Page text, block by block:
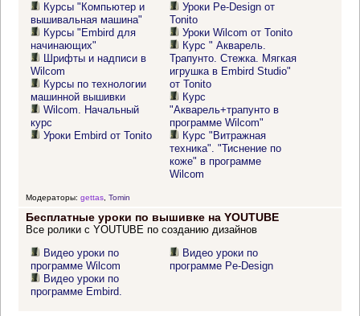
Курсы "Компьютер и
вышивальная машина"
Курсы "Embird для
начинающих"
Шрифты и надписи в
Wilcom
Курсы по технологии
машинной вышивки
Wilcom. Начальный
курс
Уроки Embird от Tonito
Уроки Pe-Design от
Tonito
Уроки Wilcom от Tonito
Курс " Акварель.
Трапунто. Стежка. Мягкая
игрушка в Embird Studio"
от Tonito
Курс
"Акварель+трапунто в
программе Wilcom"
Курс "Витражная
техника". "Тиснение по
коже" в программе
Wilcom
Модераторы: gettas, Tomin
Бесплатные уроки по вышивке на YOUTUBE
Все ролики с YOUTUBE по созданию дизайнов
Видео уроки по
программе Wilcom
Видео уроки по
программе Embird.
Видео уроки по
программе Pe-Design